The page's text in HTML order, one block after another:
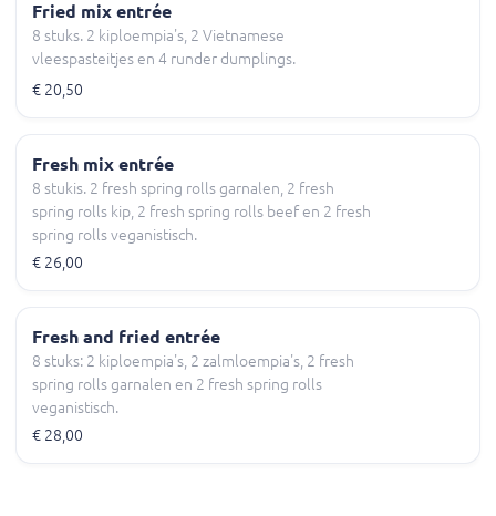
Fried mix entrée
8 stuks. 2 kiploempia's, 2 Vietnamese
vleespasteitjes en 4 runder dumplings.
€ 20,50
Fresh mix entrée
8 stukis. 2 fresh spring rolls garnalen, 2 fresh
spring rolls kip, 2 fresh spring rolls beef en 2 fresh
spring rolls veganistisch.
€ 26,00
Fresh and fried entrée
8 stuks: 2 kiploempia's, 2 zalmloempia's, 2 fresh
spring rolls garnalen en 2 fresh spring rolls
veganistisch.
€ 28,00